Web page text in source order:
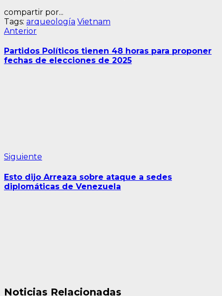
compartir por...
Tags: arqueología Vietnam
Navegación
de
entradas
AnteriorEntrada
Partidos Políticos tienen 48 horas para proponer
fechas de elecciones de 2025
Siguiente
Esto dijo Arreaza sobre ataque a sedes
diplomáticas de Venezuela
Noticias Relacionadas